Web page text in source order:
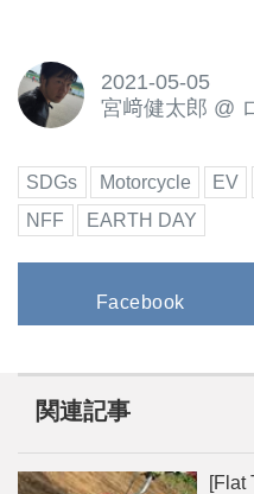
2021-05-05
宮﨑健太郎 @
SDGs Motorcycle EV
NFF
EARTH DAY
Facebook
関連記事
[Flat